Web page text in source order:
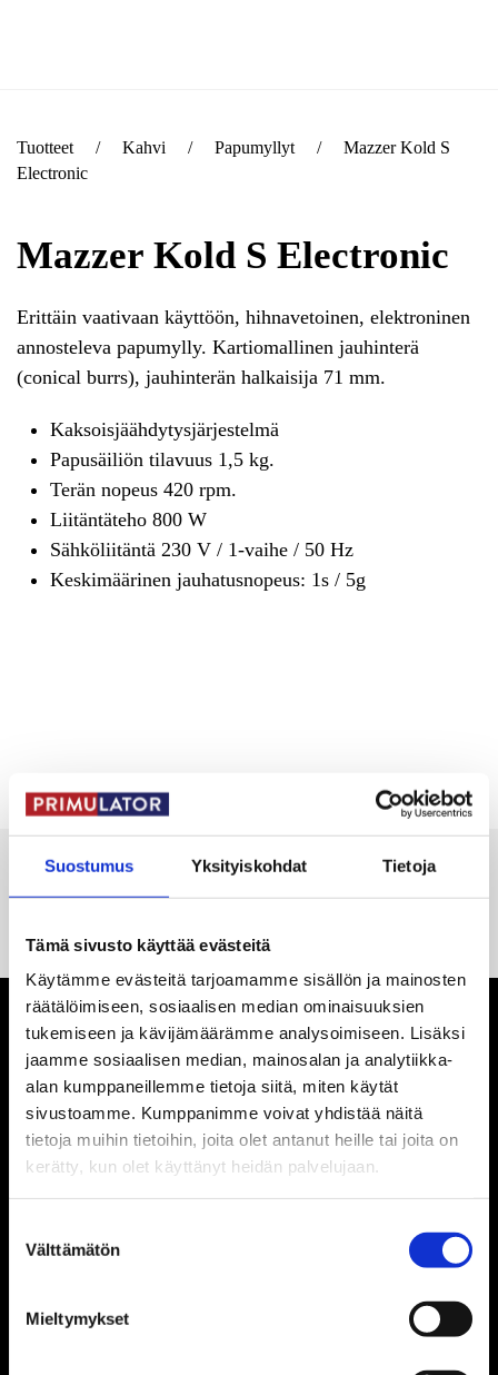
Suostumus Yksityiskohdat Tietoja
Tämä sivusto käyttää evästeitä
Käytämme evästeitä tarjoamamme sisällön ja mainosten
räätälöimiseen, sosiaalisen median ominaisuuksien
tukemiseen ja kävijämäärämme analysoimiseen. Lisäksi
jaamme sosiaalisen median, mainosalan ja analytiikka-
alan kumppaneillemme tietoja siitä, miten käytät
sivustoamme. Kumppanimme voivat yhdistää näitä
tietoja muihin tietoihin, joita olet antanut heille tai joita on
kerätty, kun olet käyttänyt heidän palvelujaan.
valinta
Välttämätön
Mieltymykset
Tuotteet Kahvi Papumyllyt
Mazzer Kold S
Electronic
Mazzer Kold S Electronic
Erittäin vaativaan käyttöön, hihnavetoinen, elektroninen
annosteleva papumylly. Kartiomallinen jauhinterä
(conical burrs), jauhinterän halkaisija 71 mm.
Kaksoisjäähdytysjärjestelmä
Papusäiliön tilavuus 1,5 kg.
Terän nopeus 420 rpm.
Liitäntäteho 800 W
Sähköliitäntä 230 V / 1-vaihe / 50 Hz
Keskimäärinen jauhatusnopeus: 1s / 5g
Primulator Oy
Ota yhteyttä:
09 726 0622
Tämä sähköpostiosoite on suojattu spamboteilta.
Osoite: